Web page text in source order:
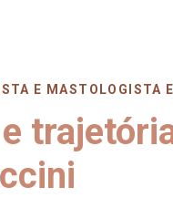
E MASTOLOGISTA